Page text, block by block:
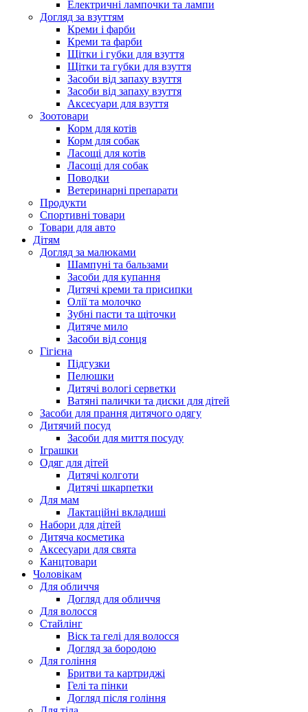
Електричні лампочки та лампи
Догляд за взуттям
Креми і фарби
Креми та фарби
Щітки і губки для взуття
Щітки та губки для взуття
Засоби від запаху взуття
Засоби від запаху взуття
Аксесуари для взуття
Зоотовари
Корм для котів
Корм для собак
Ласощі для котів
Ласощі для собак
Поводки
Ветеринарні препарати
Продукти
Спортивні товари
Товари для авто
Дітям
Догляд за малюками
Шампуні та бальзами
Засоби для купання
Дитячі креми та присипки
Олії та молочко
Зубні пасти та щіточки
Дитяче мило
Засоби від сонця
Гігієна
Підгузки
Пелюшки
Дитячі вологі серветки
Ватяні палички та диски для дітей
Засоби для прання дитячого одягу
Дитячий посуд
Засоби для миття посуду
Іграшки
Одяг для дітей
Дитячі колготи
Дитячі шкарпетки
Для мам
Лактаційні вкладиші
Набори для дітей
Дитяча косметика
Аксесуари для свята
Канцтовари
Чоловікам
Для обличчя
Догляд для обличчя
Для волосся
Стайлінг
Віск та гелі для волосся
Догляд за бородою
Для гоління
Бритви та картриджі
Гелі та пінки
Догляд після гоління